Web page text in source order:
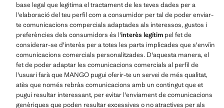
base legal que legitima el tractament de les teves dades per a
l'elaboració del teu perfil com a consumidor per tal de poder enviar-
te comunicacions compercials adaptades als interessos, gustos i
preferències dels consumidors és l'interès legítim pel fet de
considerar-se d'interès per a totes les parts implicades que s'enviïn
comunicacions comercials personalitzades. D'aquesta manera, el
fet de poder adaptar les comunicacions comercials al perfil de
l'usuari farà que MANGO pugui oferir-te un servei de més qualitat,
atès que només rebràs comunicacions amb un contingut que et
pugui resultar interessant, per evitar l'enviament de comunicacions
genèriques que poden resultar excessives o no atractives per als